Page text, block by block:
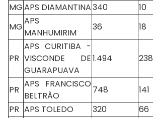
MGAPS DIAMANTINA340 10
MG
APS
MANHUMIRIM
36 18
PR
APS CURITIBA -
VISCONDE DE
GUARAPUAVA
1.494 238
PR
APS FRANCISCO
BELTRÃO
748 141
PR APS TOLEDO 320 66